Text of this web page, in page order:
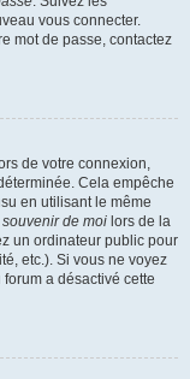
vous connecter.
mot de passe, contactez
de votre connexion,
Cela empêche
en utilisant le même
souvenir de moi lors de la
un ordinateur public pour
etc.). Si vous ne voyez
a désactivé cette